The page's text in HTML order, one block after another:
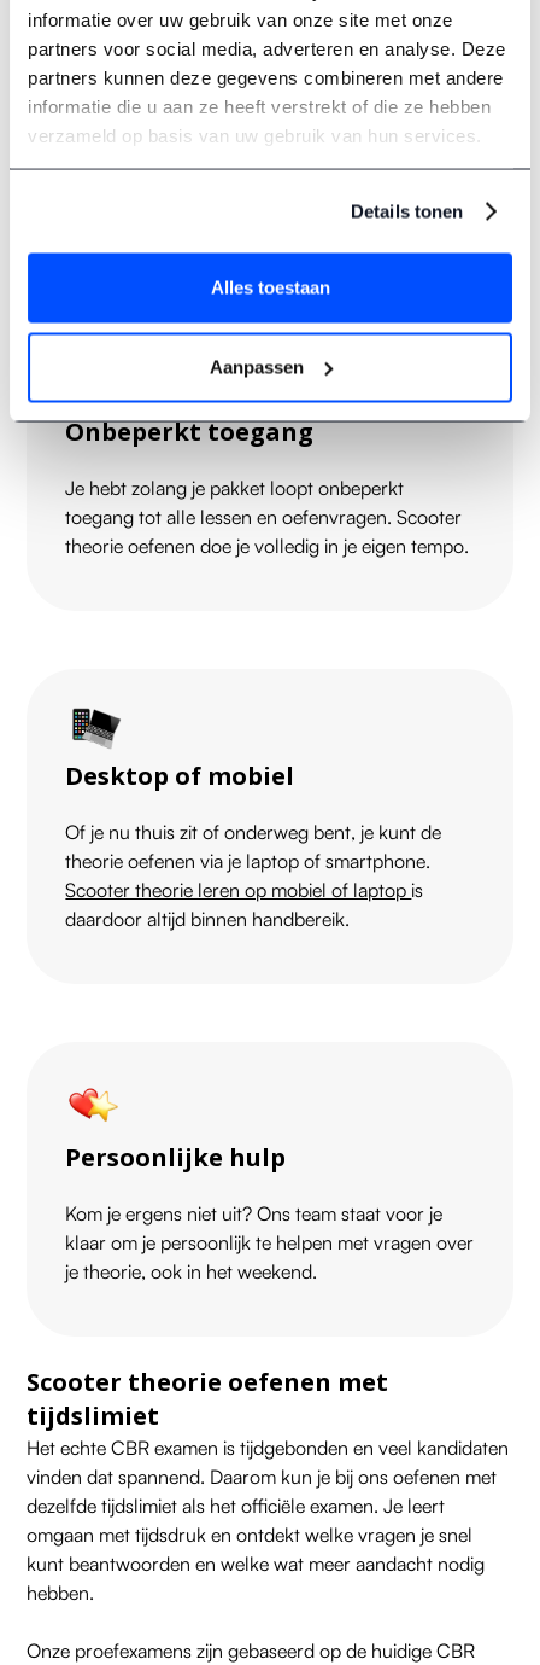
informatie over uw gebruik van onze site met onze
partners voor social media, adverteren en analyse. Deze
partners kunnen deze gegevens combineren met andere
informatie die u aan ze heeft verstrekt of die ze hebben
verzameld op basis van uw gebruik van hun services.
Details tonen
Alles toestaan
Aanpassen
Oefenexamens
Na het doorlopen van de leerstof kun je jezelf
testen met oefenexamens die sterk lijken op de
Onbeperkt toegang
Je hebt zolang je pakket loopt onbeperkt
toegang tot alle lessen en oefenvragen. Scooter
theorie oefenen doe je volledig in je eigen tempo.
Desktop of mobiel
Of je nu thuis zit of onderweg bent, je kunt de
theorie oefenen via je laptop of smartphone.
Scooter theorie leren op mobiel of laptop is
daardoor altijd binnen handbereik.
Persoonlijke hulp
Kom je ergens niet uit? Ons team staat voor je
klaar om je persoonlijk te helpen met vragen over
je theorie, ook in het weekend.
Scooter theorie oefenen met
tijdslimiet
Het echte CBR examen is tijdgebonden en veel kandidaten
vinden dat spannend. Daarom kun je bij ons oefenen met
dezelfde tijdslimiet als het officiële examen. Je leert
omgaan met tijdsdruk en ontdekt welke vragen je snel
kunt beantwoorden en welke wat meer aandacht nodig
hebben.
Onze proefexamens zijn gebaseerd op de huidige CBR